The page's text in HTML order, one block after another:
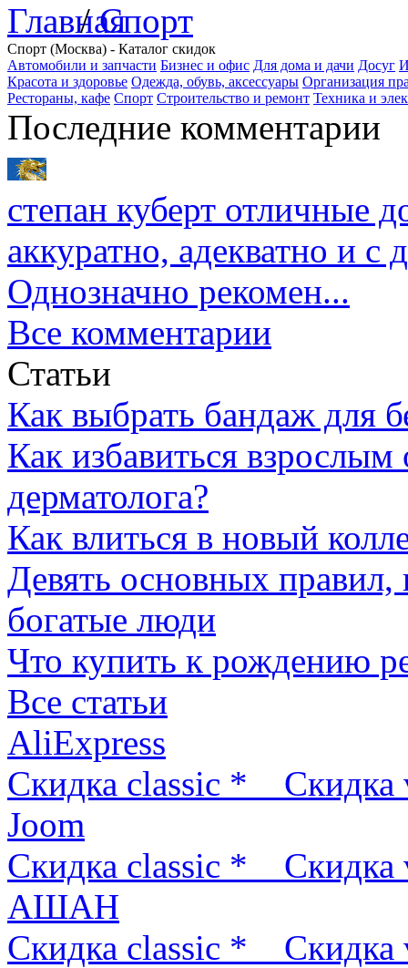
/Спорт
Спорт (Москва) - Каталог скидок
Автомобили и запчасти Бизнес и офис Для дома и дачи Досуг
Красота и здоровье Одежда, обувь, аксессуары Организация
Рестораны, кафе Спорт Строительство и ремонт Техника и
Последние комментарии
степан куберт отличные
аккуратно, адекватно и
Однозначно рекомен...
Все комментарии
Статьи
Как выбрать бандаж для
Как избавиться
дерматолога?
Как влиться в новый
Девять основных
богатые люди
Что купить к рождению
Все статьи
AliExpress
Скидка classic *
Скидка
Joom
Скидка classic *
Скидка
АШАН
Скидка classic *
Скидка